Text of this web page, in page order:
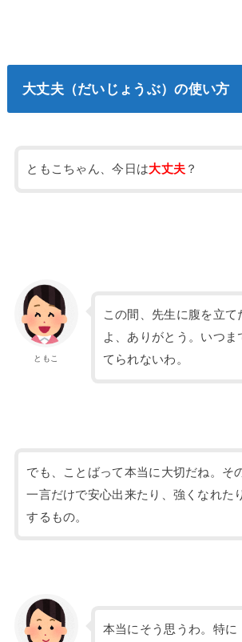
大丈夫（だいじょうぶ）の使い方
ともこちゃん、今日は大丈夫 ？
ともこ
この間、先生に腹を立て
よ、ありがとう。いつま
てられないわ。
でも、ことばって本当に大切だね。そ
一言だけで安心出来たり、強くなれた
するもの。
本当にそう思うわ。特に